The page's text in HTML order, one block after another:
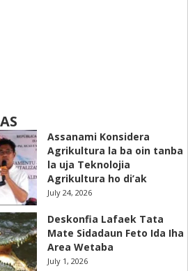
Assanami Konsidera
Agrikultura la ba oin tanba
la uja Teknolojia
Agrikultura ho di’ak
July 24, 2026
Deskonfia Lafaek Tata
Mate Sidadaun Feto Ida Iha
Area Wetaba
July 1, 2026